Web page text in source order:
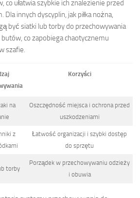
co ułatwia szybkie ich znalezienie przed
innych dyscyplin, jak piłka nożna,
być siatki lub torby do przechowywania
co zapobiega chaotycznemu
szafie.
Korzyści
na
Oszczędność miejsca i ochrona przed
uszkodzeniami
z
Łatwość organizacji i szybki dostęp
do sprzętu
torby
Porządek w przechowywaniu odzieży
i obuwia